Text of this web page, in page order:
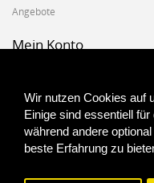
Wir nutzen Cookies auf
Einige sind essentiell für
während andere
beste Erfahrung zu
Angebote
Mein Konto
Auftragshistorie
Wunschzettel
Newsletter